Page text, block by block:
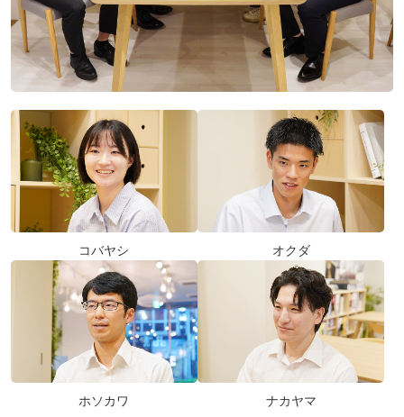
数字で見るヨコエネ
仕事を知る
社員を知る
スタッフインタビュー D･T（営業系 住宅設備
提案）
スタッフインタビュー Y･M（事務系 営業サポ
ート・企画）
スタッフインタビュー K･M（営業系 定期保安
点検）
スタッフインタビュー K･T（技術系 修理）
スタッフインタビュー M･M（営業系 定期保安
点検）
コバヤシ オクダ
ホソカワ ナカヤマ